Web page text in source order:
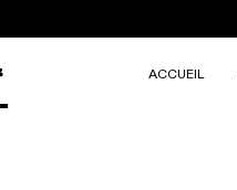
ACCUEIL